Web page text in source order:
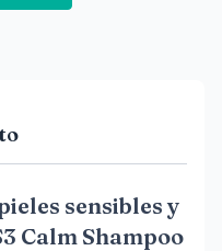
sensibles y
Calm Shampoo